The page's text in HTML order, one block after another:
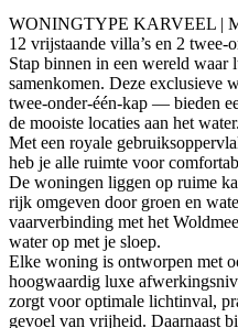
WONINGTYPE KARVEEL |
12 vrijstaande villa’s en 2 twee-
Stap binnen in een wereld waar
samenkomen. Deze
twee-onder-één-kap — bieden
de mooiste locaties aan het water.
Met een royale
heb je alle ruimte voor
De woningen liggen op ruime
rijk omgeven door groen en
vaarverbinding met het
water op met je sloep.
Elke woning is ontworpen met
hoogwaardig luxe
zorgt voor optimale lichtinval,
gevoel van vrijheid. Daarnaast